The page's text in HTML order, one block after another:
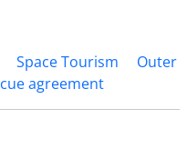
Space Tourism
Outer
agreement